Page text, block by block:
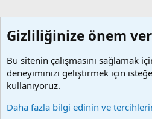
Gizliliğinize önem
Bu sitenin çalışmasını sağlamak
deneyiminizi geliştirmek için
kullanıyoruz.
Daha fazla bilgi edinin ve